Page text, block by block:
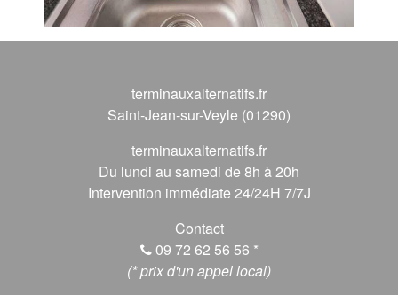
terminauxalternatifs.fr
Saint-Jean-sur-Veyle (01290)
terminauxalternatifs.fr
Du lundi au samedi de 8h à 20h
Intervention immédiate 24/24H 7/7J
Contact
09 72 62 56 56 *
(* prix d'un appel local)